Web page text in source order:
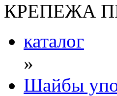
КРЕПЕЖА
каталог
»
Шайбы